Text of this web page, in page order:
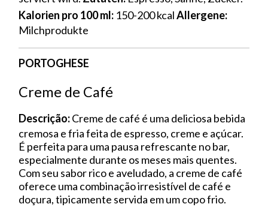
Kalorien pro 100 ml: 150-200 kcalAllergene:
Milchprodukte
PORTOGHESE
Creme de Café
Descrição:Creme de café é uma deliciosa bebida
cremosa e fria feita de espresso, creme e açúcar.
É perfeita para uma pausa refrescante no bar,
especialmente durante os meses mais quentes.
Com seu sabor rico e aveludado, a creme de café
oferece uma combinação irresistível de café e
doçura, tipicamente servida em um copo frio.